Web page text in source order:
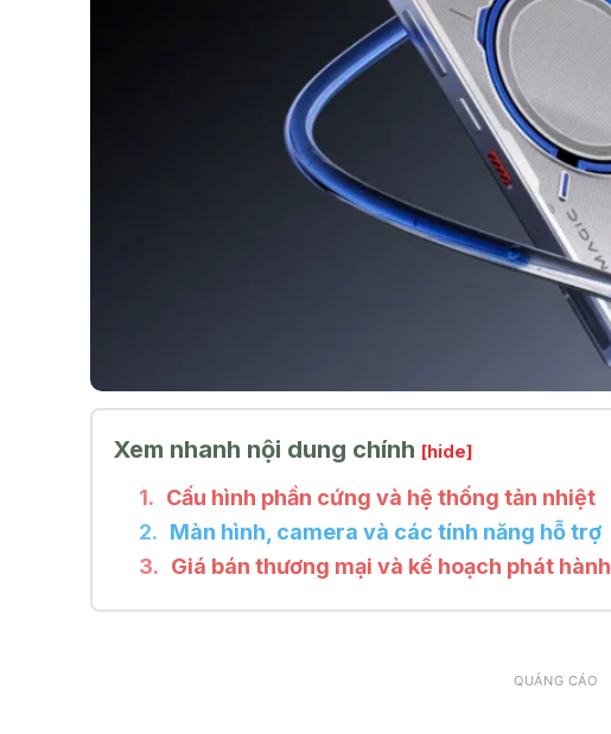
Xem nhanh nội dung chính [hide]
Cấu hình phần cứng và hệ thống tản nhiệt
Màn hình, camera và các tính năng hỗ trợ
Giá bán thương mại và kế hoạch phát hành
QUẢNG CÁO